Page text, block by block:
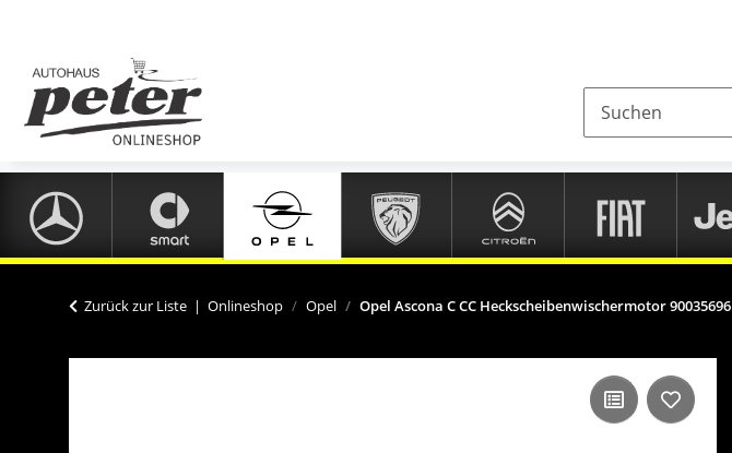
Zurück zur Liste Onlineshop Opel Opel Ascona C CC Heckscheibenwischermotor 90035696